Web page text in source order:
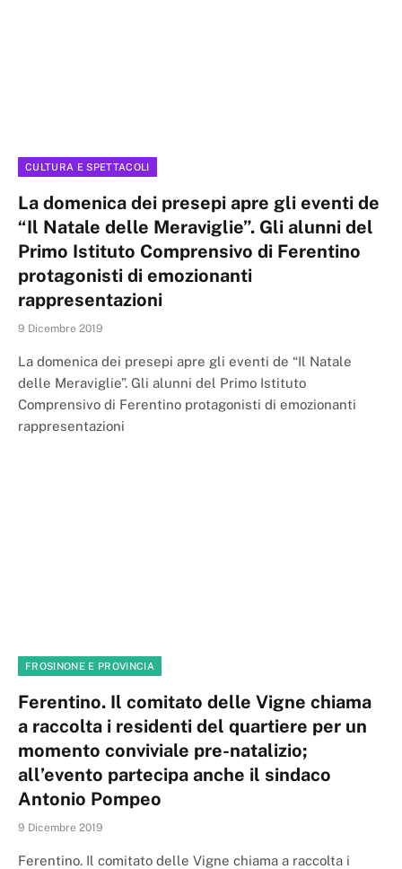
CULTURA E SPETTACOLI
La domenica dei presepi apre gli eventi de
“Il Natale delle Meraviglie”. Gli alunni del
Primo Istituto Comprensivo di Ferentino
protagonisti di emozionanti
rappresentazioni
9 Dicembre 2019
La domenica dei presepi apre gli eventi de “Il Natale
delle Meraviglie”. Gli alunni del Primo Istituto
Comprensivo di Ferentino protagonisti di emozionanti
rappresentazioni
FROSINONE E PROVINCIA
Ferentino. Il comitato delle Vigne chiama
a raccolta i residenti del quartiere per un
momento conviviale pre-natalizio;
all’evento partecipa anche il sindaco
Antonio Pompeo
9 Dicembre 2019
Ferentino. Il comitato delle Vigne chiama a raccolta i